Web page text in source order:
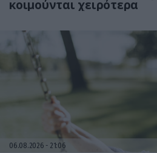
κοιμούνται χειρότερα
06.08.2026 21:06